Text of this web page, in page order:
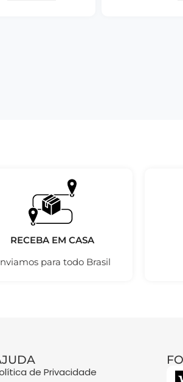
RECEBA EM CASA
para todo Brasil
de Privacidade